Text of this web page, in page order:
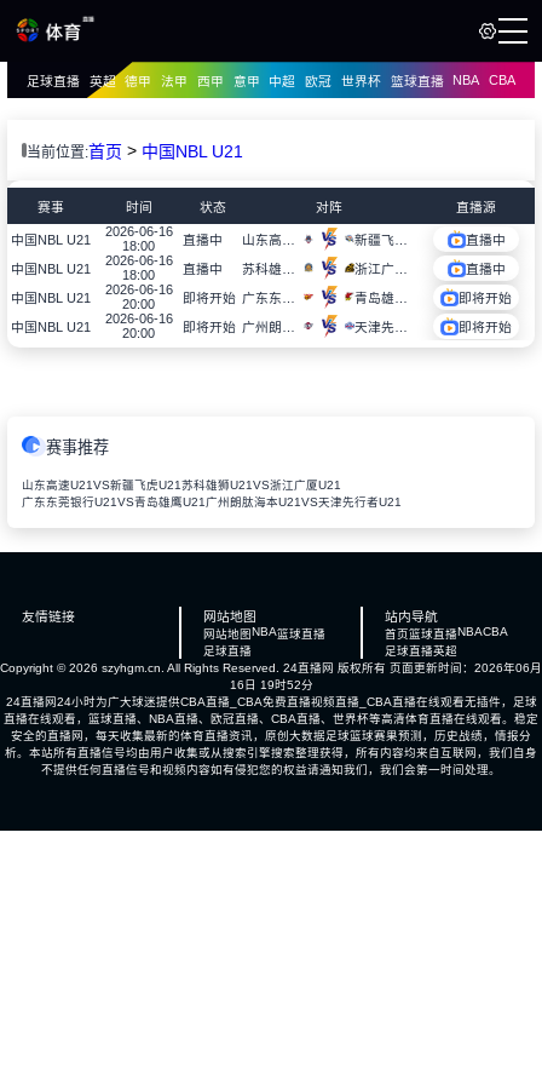
播
讯
像
足球直播 英超 德甲 法甲 西甲 意甲 中超 欧冠 世界杯 篮球直播 NBA CBA
当前位置:首页 > 中国NBL U21
赛事 时间 状态 对阵 直播源
中国NBL U21
2026-06-16
18:00
直播中
直播中
中国NBL U21
2026-06-16
18:00
直播中
直播中
中国NBL U21
2026-06-16
20:00
即将开始
即将开始
中国NBL U21
2026-06-16
20:00
即将开始 即将开始
赛事推荐
山东高速U21VS新疆飞虎U21苏科雄狮U21VS浙江广厦U21
广东东莞银行U21VS青岛雄鹰U21 广州朗肽海本U21VS天津先行者U21
友情链接 网站地图
网站地图NBA篮球直播
足球直播
站内导航
首页篮球直播NBACBA
足球直播英超
Copyright © 2026 szyhgm.cn. All Rights Reserved. 24直播网 版权所有 页面更新时间：2026年06月
16日 19时52分
24直播网24小时为广大球迷提供CBA直播_CBA免费直播视频直播_CBA直播在线观看无插件，足球
直播在线观看，篮球直播、NBA直播、欧冠直播、CBA直播、世界杯等高清体育直播在线观看。稳定
安全的直播网，每天收集最新的体育直播资讯，原创大数据足球篮球赛果预测，历史战绩，情报分
析。本站所有直播信号均由用户收集或从搜索引擎搜索整理获得，所有内容均来自互联网，我们自身
不提供任何直播信号和视频内容如有侵犯您的权益请通知我们，我们会第一时间处理。